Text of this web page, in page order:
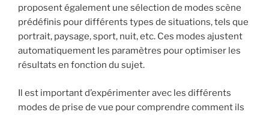
proposent également une sélection de modes scène
prédéfinis pour différents types de situations, tels que
portrait, paysage, sport, nuit, etc. Ces modes ajustent
automatiquement les paramètres pour optimiser les
résultats en fonction du sujet.
Il est important d’expérimenter avec les différents
modes de prise de vue pour comprendre comment ils